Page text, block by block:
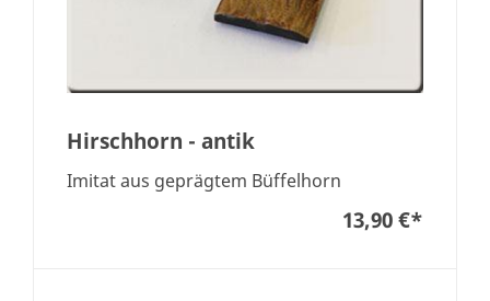
Hirschhorn - antik
Imitat aus geprägtem Büffelhorn
13,90 €*